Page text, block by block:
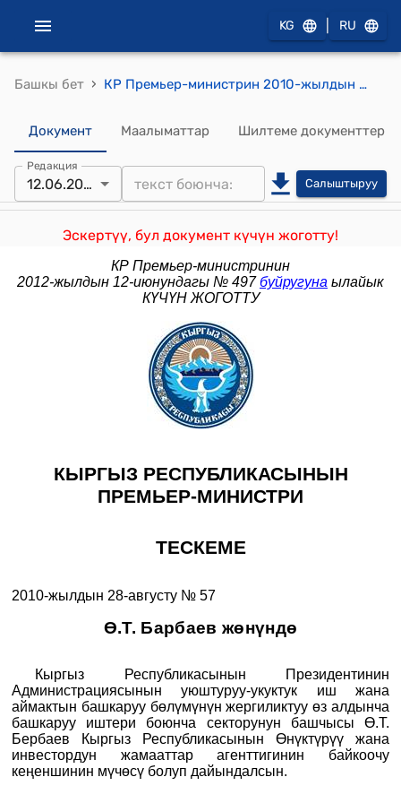
KG RU
Башкы бет › КР Премьер-министрин 2010-жылдын 28-августундагы № 57 (Ө.Т. Барбаев жөнүндө) тескемеси
Документ Маалыматтар Шилтеме документтер
Редакция
12.06.2012 Салыштыруу
Эскертүү, бул документ күчүн жоготту!